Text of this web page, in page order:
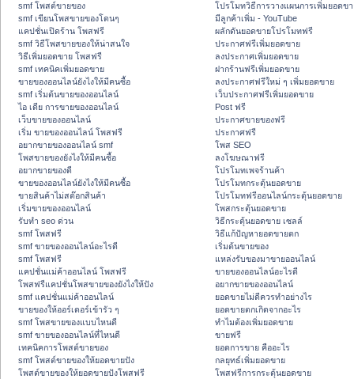
smf โพสต์ขายของ
smf เขียนโพสขายของโดนๆ
แคปชั่นเปิดร้าน โพสฟรี
smf วิธีโพสขายของให้น่าสนใจ
วิธีเพิ่มยอดขาย โพสฟรี
smf เทคนิคเพิ่มยอดขาย
ขายของออนไลน์ยังไงให้มีคนซื้อ
smf เริ่มต้นขายของออนไลน์
ไอ เดีย การขายของออนไลน์
เว็บขายของออนไลน์
เริ่ม ขายของออนไลน์ โพสฟรี
อยากขายของออนไลน์ smf
โพสขายของยังไงให้มีคนซื้อ
อยากขายของดี
ขายของออนไลน์ยังไงให้มีคนซื้อ
ขายสินค้าไม่สต๊อกสินค้า
เริ่มขายของออนไลน์
รับทำ seo ด่วน
smf โพสฟรี
smf ขายของออนไลน์อะไรดี
smf โพสฟรี
แคปชั่นแม่ค้าออนไลน์ โพสฟรี
โพสฟรีแคปชั่นโพสขายของยังไงให้ปัง
smf แคปชั่นแม่ค้าออนไลน์
ขายของให้ออร์เดอร์เข้ารัว ๆ
smf โพสขายของแบบไหนดี
smf ขายของออนไลน์ที่ไหนดี
เทคนิคการโพสต์ขายของ
smf โพสต์ขายของให้ยอดขายปัง
โพสต์ขายของให้ยอดขายปังโพสฟรี
โปรโมทวิธีการวางแผนการเพิ่มยอดข
มีลูกค้าเพิ่ม - YouTube
ผลักดันยอดขายโปรโมทฟรี
ประกาศฟรีเพิ่มยอดขาย
ลงประกาศเพิ่มยอดขาย
ฝากร้านฟรีเพิ่มยอดขาย
ลงประกาศฟรีใหม่ ๆ เพิ่มยอดขาย
เว็บประกาศฟรีเพิ่มยอดขาย
Post ฟรี
ประกาศขายของฟรี
ประกาศฟรี
โพส SEO
ลงโฆษณาฟรี
โปรโมทเพจร้านค้า
โปรโมทกระตุ้นยอดขาย
โปรโมทฟรีออนไลน์กระตุ้นยอดขาย
โพสกระตุ้นยอดขาย
วิธีกระตุ้นยอดขาย เซลล์
วิธีแก้ปัญหายอดขายตก
เริ่มต้นขายของ
แหล่งรับของมาขายออนไลน์
ขายของออนไลน์อะไรดี
อยากขายของออนไลน์
ยอดขายไม่ดีควรทำอย่างไร
ยอดขายตกเกิดจากอะไร
ทำไมต้องเพิ่มยอดขาย
ขายฟรี
ยอดการขาย คืออะไร
กลยุทธ์เพิ่มยอดขาย
โพสฟรีการกระตุ้นยอดขาย